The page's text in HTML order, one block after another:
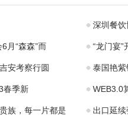
深圳餐
月“森森”而 “龙门宴
安考察行圆 泰国艳
春季新 WEB3.0
族，每一片都是 出口延